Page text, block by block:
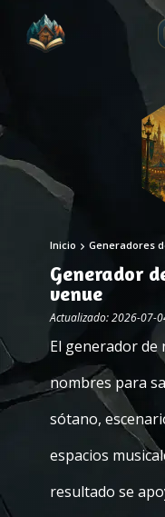
Inicio Generadores
Generador
venue
Actualizado: 2026-07-
El generador de
nombres para
sótano,
espacios
resultado se